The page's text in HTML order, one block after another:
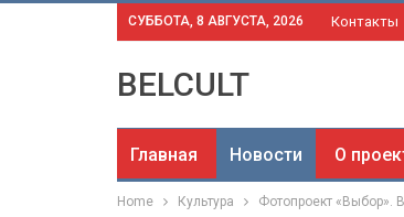
СУББОТА, 8 АВГУСТА, 2026 Контакты
BELCULT
Главная Новости О
Home Культура Фотопроект «Выбор».